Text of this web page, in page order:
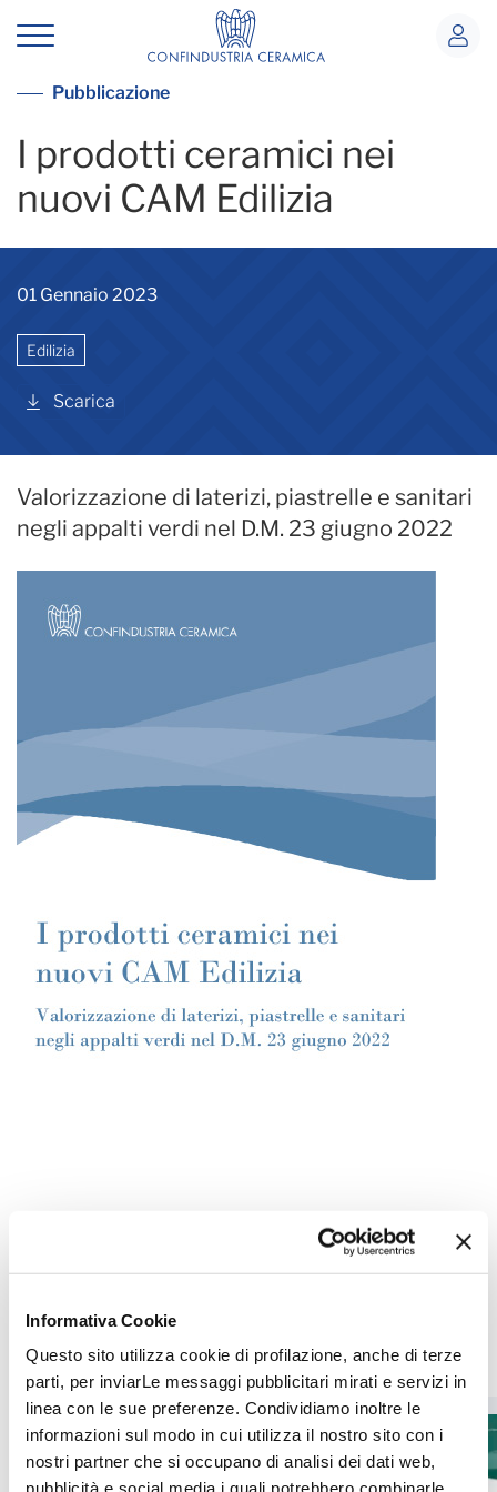
Informativa Cookie
Questo sito utilizza cookie di profilazione, anche di terze
parti, per inviarLe messaggi pubblicitari mirati e servizi in
linea con le sue preferenze. Condividiamo inoltre le
informazioni sul modo in cui utilizza il nostro sito con i
nostri partner che si occupano di analisi dei dati web,
pubblicità e social media i quali potrebbero combinarle
cam prodotti ceramici
Vai alla lista pubblicazioni
Pubblicazione
I prodotti ceramici nei
nuovi CAM Edilizia
01 Gennaio 2023
Edilizia
Scarica
Valorizzazione di laterizi, piastrelle e sanitari
negli appalti verdi nel D.M. 23 giugno 2022
Altre pubblicazioni
CER il giornale della
ceramica n. 417